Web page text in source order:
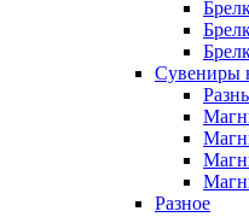
Сувениры
Разное